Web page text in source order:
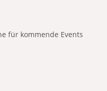
für kommende Events